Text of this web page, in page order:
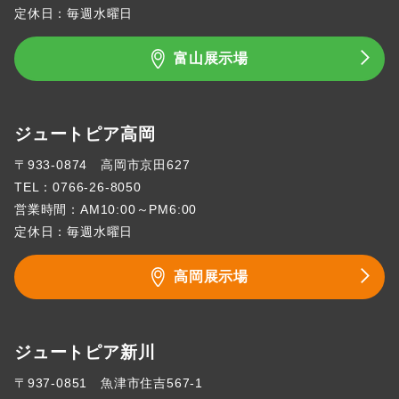
定休日：毎週水曜日
富山展示場
ジュートピア高岡
〒933-0874 高岡市京田627
TEL：0766-26-8050
営業時間：AM10:00～PM6:00
定休日：毎週水曜日
高岡展示場
ジュートピア新川
〒937-0851 魚津市住吉567-1